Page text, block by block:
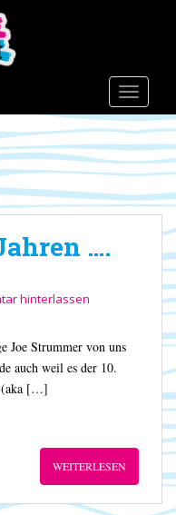
….
hinterlassen
Strummer von uns
auch weil es der 10.
(aka […]
WEITERLESEN